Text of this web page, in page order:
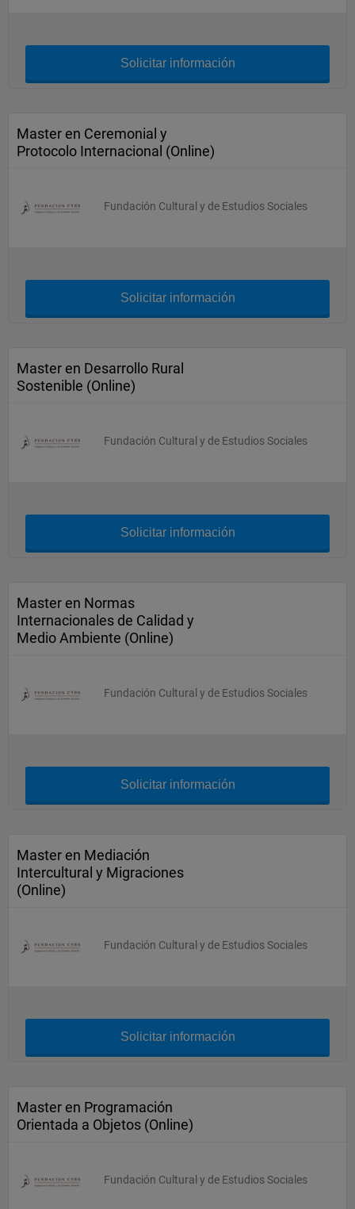
Solicitar información
Master en Ceremonial y
Protocolo Internacional (Online)
Fundación Cultural y de Estudios Sociales
Solicitar información
Master en Desarrollo Rural
Sostenible (Online)
Fundación Cultural y de Estudios Sociales
Solicitar información
Master en Normas
Internacionales de Calidad y
Medio Ambiente (Online)
Fundación Cultural y de Estudios Sociales
Solicitar información
Master en Mediación
Intercultural y Migraciones
(Online)
Fundación Cultural y de Estudios Sociales
Solicitar información
Master en Programación
Orientada a Objetos (Online)
Fundación Cultural y de Estudios Sociales